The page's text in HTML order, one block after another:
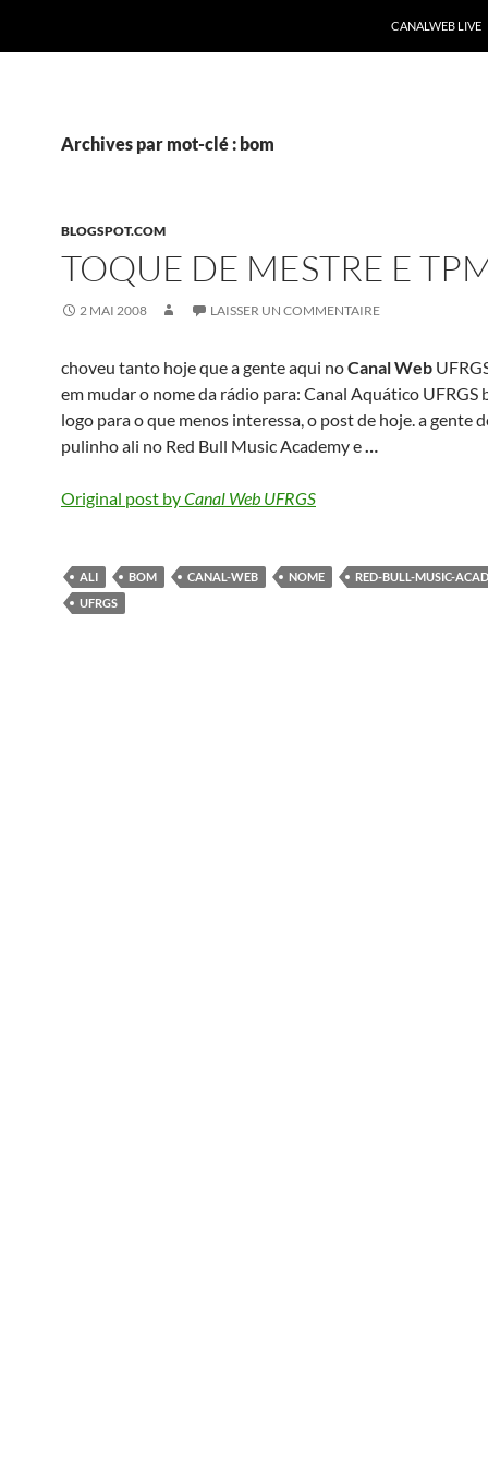
CANALWEB LIVE
Archives par mot-clé : bom
BLOGSPOT.COM
TOQUE DE MESTRE E
2 MAI 2008 LAISSER UN COMMENTAIRE
choveu tanto hoje que a gente aqui noCanal Web
em mudar o nome da rádio para: Canal Aquático UFRGS
logo para o que menos interessa, o post de hoje. a gente
pulinho ali no Red Bull Music Academy e…
Original post byCanal Web UFRGS
ALI BOM CANAL-WEB NOME
RED-BULL-MUSIC-
UFRGS